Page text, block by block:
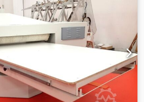
mm Altura de trabalho: 300 mm
mm Motor: 15 Hp Elevação
de trabalho 2 grampos para
3600 x 2180 x 1650 mm (A) Peso: